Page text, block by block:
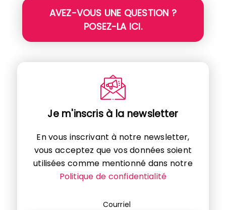
AVEZ-VOUS UNE QUESTION ?
POSEZ-LA ICI.
Je m'inscris à la newsletter
En vous inscrivant à notre newsletter,
vous acceptez que vos données soient
utilisées comme mentionné dans notre
Politique de confidentialité
Courriel